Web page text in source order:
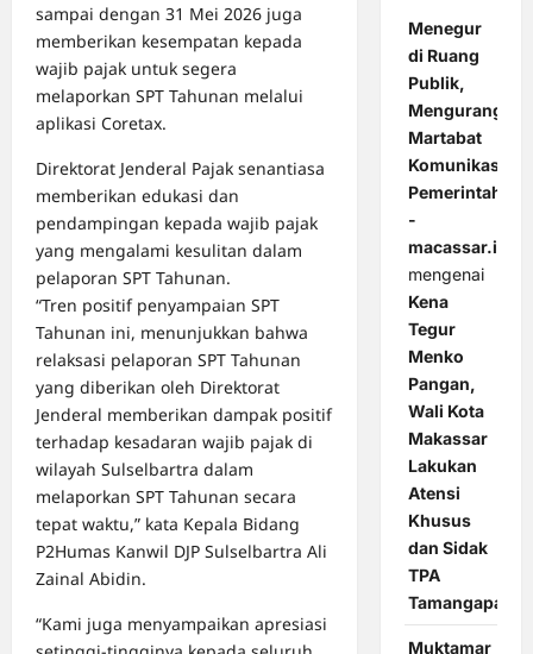
sampai dengan 31 Mei 2026 juga
memberikan kesempatan kepada
wajib pajak untuk segera
melaporkan SPT Tahunan melalui
aplikasi Coretax.
Direktorat Jenderal Pajak senantiasa
memberikan edukasi dan
pendampingan kepada wajib pajak
yang mengalami kesulitan dalam
pelaporan SPT Tahunan.
“Tren positif penyampaian SPT
Tahunan ini, menunjukkan bahwa
relaksasi pelaporan SPT Tahunan
yang diberikan oleh Direktorat
Jenderal memberikan dampak positif
terhadap kesadaran wajib pajak di
wilayah Sulselbartra dalam
melaporkan SPT Tahunan secara
tepat waktu,” kata Kepala Bidang
P2Humas Kanwil DJP Sulselbartra Ali
Zainal Abidin.
“Kami juga menyampaikan apresiasi
Menegur
di Ruang
Publik,
Mengurangi
Martabat
Komunikasi
Pemerintahan
-
macassar.id
mengenai
Kena
Tegur
Menko
Pangan,
Wali Kota
Makassar
Lakukan
Atensi
Khusus
dan Sidak
TPA
Tamangapa
Muktamar